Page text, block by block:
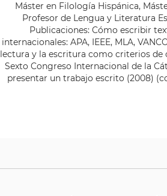
Máster en Filología Hispánica,
Profesor de Lengua y Literatura
Publicaciones: Cómo escribir
internacionales: APA, IEEE, MLA,
lectura y la escritura como criterios de
Sexto Congreso Internacional de la
presentar un trabajo escrito (2008)